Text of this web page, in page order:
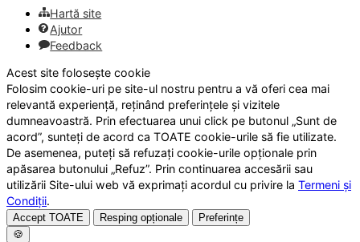
Hartă site
Ajutor
Feedback
Acest site folosește cookie
Folosim cookie-uri pe site-ul nostru pentru a vă oferi cea mai
relevantă experiență, reținând preferințele și vizitele
dumneavoastră. Prin efectuarea unui click pe butonul „Sunt de
acord”, sunteți de acord ca TOATE cookie-urile să fie utilizate.
De asemenea, puteți să refuzați cookie-urile opționale prin
apăsarea butonului „Refuz”. Prin continuarea accesării sau
utilizării Site-ului web vă exprimați acordul cu privire la Termeni și
Condiții.
Accept TOATE Resping opționale
Preferințe
🍪